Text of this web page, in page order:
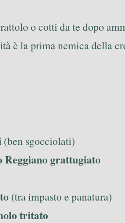
o cotti da te dopo
è la prima nemica della
(ben sgocciolati)
Reggiano grattugiato
(tra impasto e panatura)
tritato